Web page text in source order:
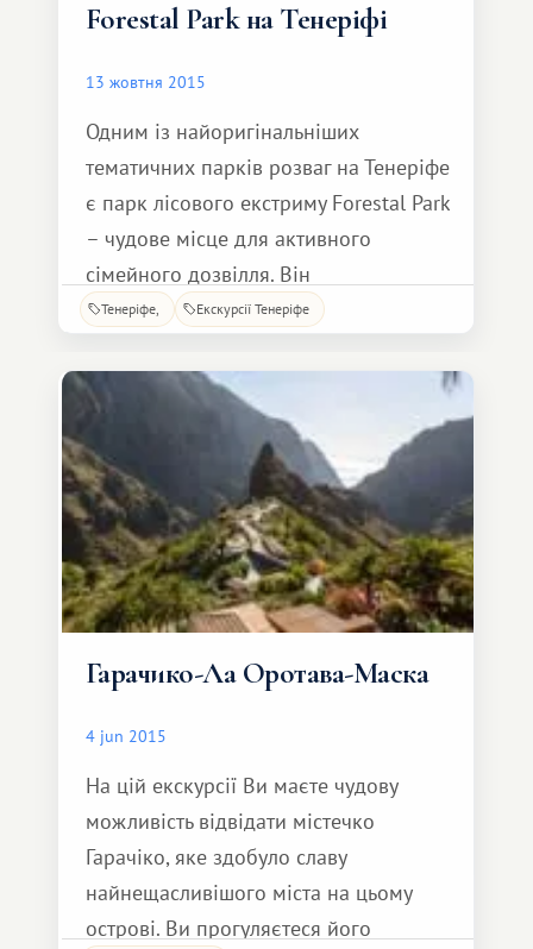
Forestal Park на Тенеріфі
13 жовтня 2015
Одним із найоригінальніших
тематичних парків розваг на Тенеріфе
є парк лісового екстриму Forestal Park
– чудове місце для активного
сімейного дозвілля. Він
розташований у лісі Ла Есперенса на
і є канатними трасами різного
ступеня складності, закріпленими на
стовбурах дерев. У парк
Тенеріфе Екскурсії Тенеріфе
Гарачико-Ла Оротава-Маска
4 jun 2015
На цій екскурсії Ви маєте чудову
можливість відвідати містечко
Гарачіко, яке здобуло славу
найнещасливішого міста на цьому
острові. Ви прогуляєтеся його